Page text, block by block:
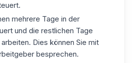
mehrere Tage in der
und die restlichen Tage
Dies können Sie mit
besprechen.